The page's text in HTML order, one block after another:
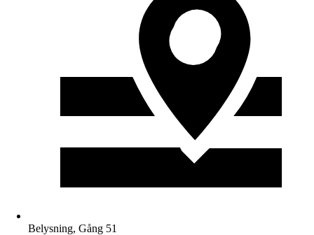
Belysning, Gång 51